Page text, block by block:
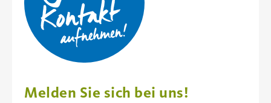
Melden Sie sich bei uns!